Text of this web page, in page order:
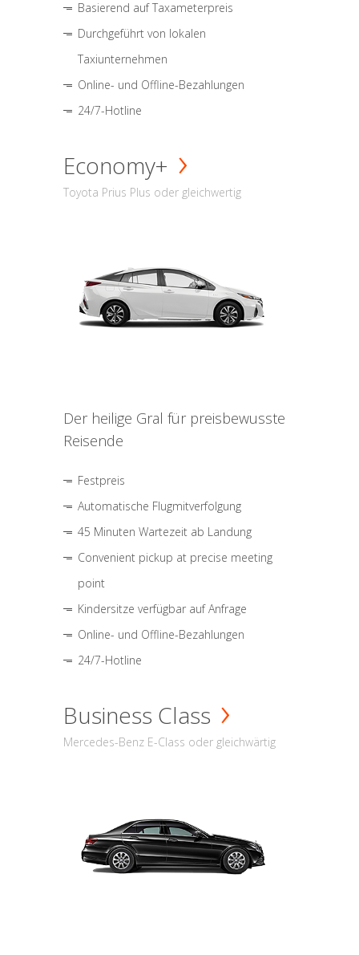
Basierend auf Taxameterpreis
Durchgeführt von lokalen
Taxiunternehmen
Online- und Offline-Bezahlungen
24/7-Hotline
Economy+
Toyota Prius Plus oder gleichwertig
Der heilige Gral für preisbewusste
Reisende
Festpreis
Automatische Flugmitverfolgung
45 Minuten Wartezeit ab Landung
Convenient pickup at precise meeting
point
Kindersitze verfügbar auf Anfrage
Online- und Offline-Bezahlungen
24/7-Hotline
Business Class
Mercedes-Benz E-Class oder gleichwärtig